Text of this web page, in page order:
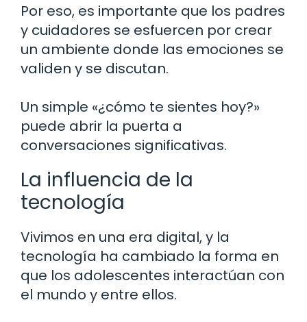
Por eso, es importante que los padres
y cuidadores se esfuercen por crear
un ambiente donde las emociones se
validen y se discutan.
Un simple «¿cómo te sientes hoy?»
puede abrir la puerta a
conversaciones significativas.
La influencia de la
tecnología
Vivimos en una era digital, y la
tecnología ha cambiado la forma en
que los adolescentes interactúan con
el mundo y entre ellos.